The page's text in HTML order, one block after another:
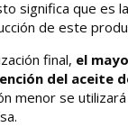
significa que es
de este
final, el
del aceite
menor se